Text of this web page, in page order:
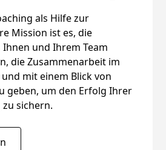
als Hilfe zur
Mission ist es, die
Ihnen und Ihrem Team
die Zusammenarbeit im
mit einem Blick von
geben, um den Erfolg Ihrer
sichern.